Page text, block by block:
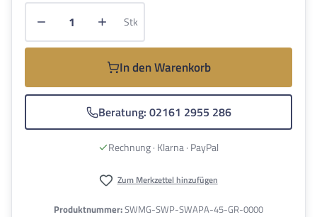
Produkt Anzahl: Gib den gewünschten
Stk
In den Warenkorb
Beratung: 02161 2955 286
Rechnung · Klarna · PayPal
Zum Merkzettel hinzufügen
Produktnummer:SWMG-SWP-SWAPA-45-GR-0000